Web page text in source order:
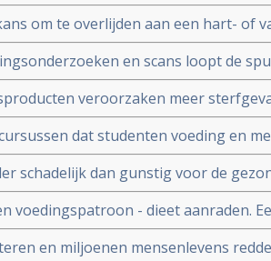
om te overlijden aan een hart- of
in vergelijking met mensen die
en scans loopt de
stelt de Raad voor
veroorzaken meer
was de sterfte hoger blijkt
dat studenten voeding en
binnen hun opleidingen.
schadelijk dan gunstig voor de
en kanker heeft toegevoegde
voedingspatroon - dieet aanraden.
uit nieuwe studie.
en miljoenen mensenlevens